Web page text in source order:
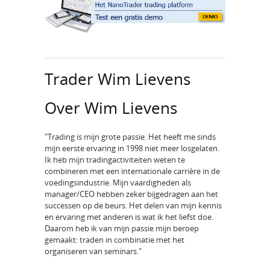
Trader Wim Lievens
Over Wim Lievens
"Trading is mijn grote passie. Het heeft me sinds
mijn eerste ervaring in 1998 niet meer losgelaten.
Ik heb mijn tradingactiviteiten weten te
combineren met een internationale carrière in de
voedingsindustrie. Mijn vaardigheden als
manager/CEO hebben zeker bijgedragen aan het
successen op de beurs. Het delen van mijn kennis
en ervaring met anderen is wat ik het liefst doe.
Daarom heb ik van mijn passie mijn beroep
gemaakt: traden in combinatie met het
organiseren van seminars."